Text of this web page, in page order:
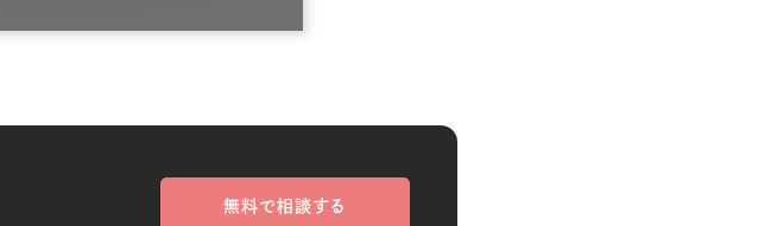
無料で相談する